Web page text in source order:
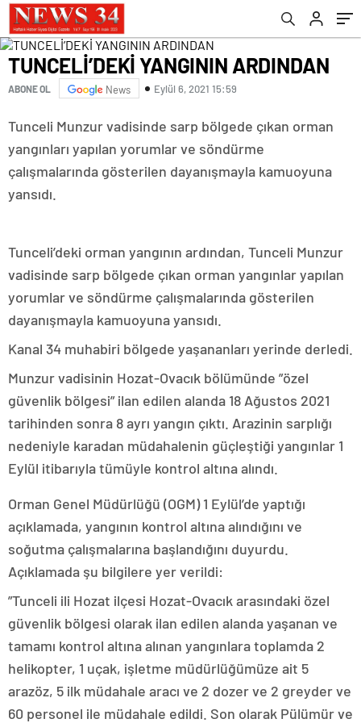
TUNCELİ’DEKİ YANGININ ARDINDAN
ABONE OL News Eylül 6, 2021 15:59
Tunceli Munzur vadisinde sarp bölgede çıkan orman
yangınları yapılan yorumlar ve söndürme
çalışmalarında gösterilen dayanışmayla kamuoyuna
yansıdı.
Tunceli’deki orman yangının ardından, Tunceli Munzur
vadisinde sarp bölgede çıkan orman yangınlar yapılan
yorumlar ve söndürme çalışmalarında gösterilen
dayanışmayla kamuoyuna yansıdı.
Kanal 34 muhabiri bölgede yaşananları yerinde derledi.
Munzur vadisinin Hozat-Ovacık bölümünde ”özel
güvenlik bölgesi” ilan edilen alanda 18 Ağustos 2021
tarihinden sonra 8 ayrı yangın çıktı. Arazinin sarplığı
nedeniyle karadan müdahalenin güçleştiği yangınlar 1
Eylül itibarıyla tümüyle kontrol altına alındı.
Orman Genel Müdürlüğü (OGM) 1 Eylül’de yaptığı
açıklamada, yangının kontrol altına alındığını ve
soğutma çalışmalarına başlandığını duyurdu.
Açıklamada şu bilgilere yer verildi:
”Tunceli ili Hozat ilçesi Hozat-Ovacık arasındaki özel
güvenlik bölgesi olarak ilan edilen alanda yaşanan ve
tamamı kontrol altına alınan yangınlara toplamda 2
helikopter, 1 uçak, işletme müdürlüğümüze ait 5
arazöz, 5 ilk müdahale aracı ve 2 dozer ve 2 greyder ve
60 personel ile müdahale edildi. Son olarak Pülümür ve